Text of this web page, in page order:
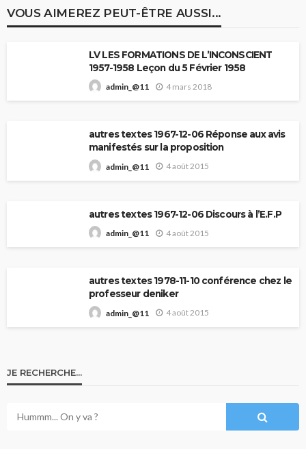
VOUS AIMEREZ PEUT-ÊTRE AUSSI...
LV LES FORMATIONS DE L’INCONSCIENT
1957-1958 Leçon du 5 Février 1958
admin_@11 4 mars 2018
autres textes 1967-12-06 Réponse aux avis
manifestés sur la proposition
admin_@11 4 août 2015
autres textes 1967-12-06 Discours à l’E.F.P
admin_@11 4 août 2015
autres textes 1978-11-10 conférence chez le
professeur deniker
admin_@11 4 août 2015
JE RECHERCHE…